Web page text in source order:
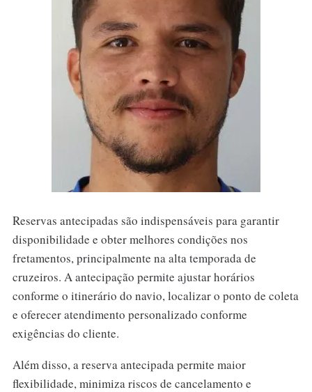
Reservas antecipadas são indispensáveis para garantir
disponibilidade e obter melhores condições nos
fretamentos, principalmente na alta temporada de
cruzeiros. A antecipação permite ajustar horários
conforme o itinerário do navio, localizar o ponto de coleta
e oferecer atendimento personalizado conforme
exigências do cliente.
Além disso, a reserva antecipada permite maior
flexibilidade, minimiza riscos de cancelamento e